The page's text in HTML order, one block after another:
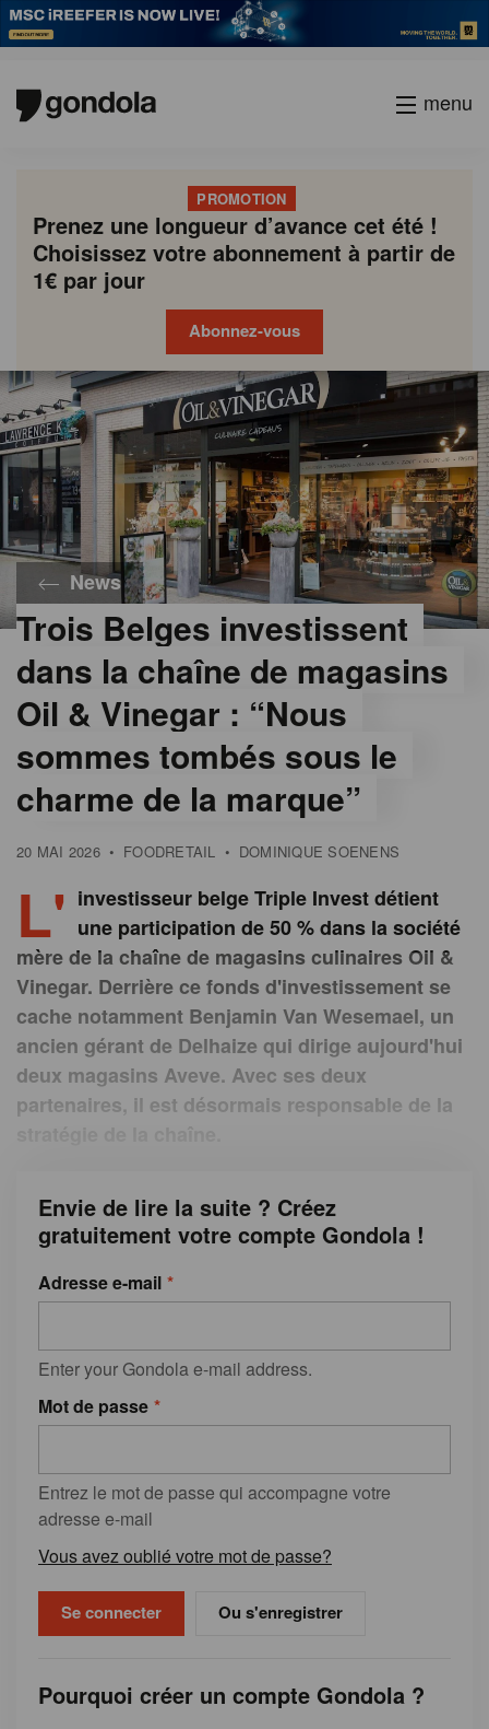
menu
PROMOTION
Prenez une longueur d’avance cet été !
Choisissez votre abonnement à partir de
1€ par jour
Abonnez-vous
News
Trois Belges investissent
dans la chaîne de magasins
Oil & Vinegar : “Nous
sommes tombés sous le
charme de la marque”
20 MAI 2026 • FOODRETAIL • DOMINIQUE SOENENS
L' investisseur belge Triple Invest détient
une participation de 50 % dans la société
mère de la chaîne de magasins culinaires Oil &
Vinegar. Derrière ce fonds d'investissement se
cache notamment Benjamin Van Wesemael, un
ancien gérant de Delhaize qui dirige aujourd'hui
deux magasins Aveve. Avec ses deux
partenaires, il est désormais responsable de la
Envie de lire la suite ? Créez
gratuitement votre compte Gondola !
Adresse e-mail
Enter your Gondola e-mail address.
Mot de passe
Entrez le mot de passe qui accompagne votre
adresse e-mail
Vous avez oublié votre mot de passe?
Ou s'enregistrer
Pourquoi créer un compte Gondola ?
Gondola
academy
Gondola
society